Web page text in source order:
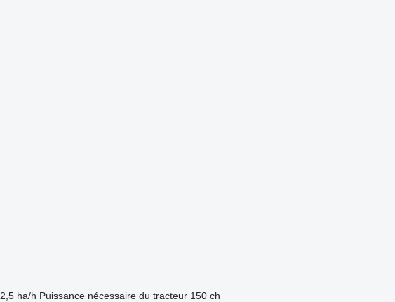
2,5 ha/h Puissance nécessaire du tracteur 150 ch